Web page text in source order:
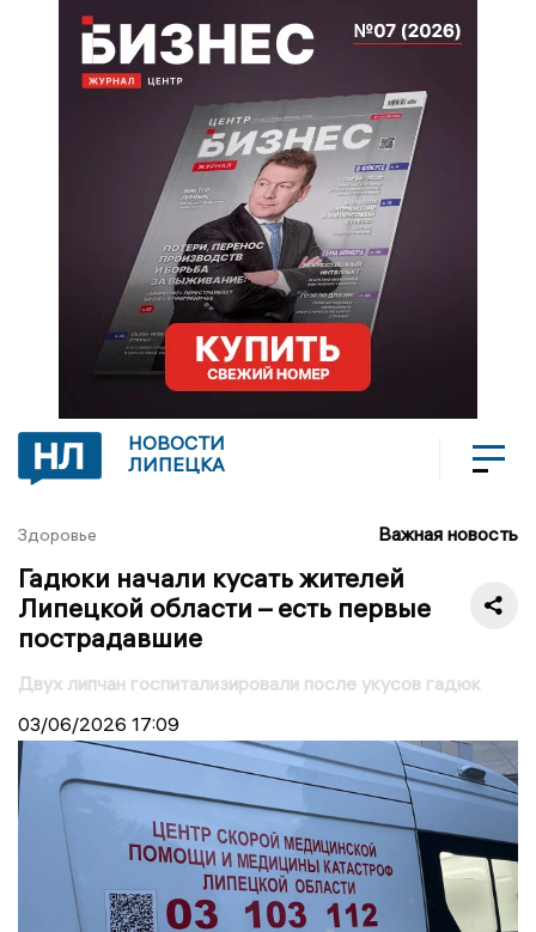
НОВОСТИ
ЛИПЕЦКА
Здоровье Важная новость
Гадюки начали кусать жителей
Липецкой области – есть первые
пострадавшие
Двух липчан госпитализировали после укусов гадюк
03/06/2026 17:09